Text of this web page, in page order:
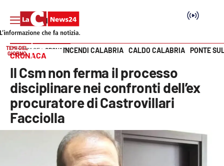
SEZIONI
Cronaca
Politica
Vai
TEMI DEL
GIORNO
INCENDI CALABRIA CALDO CALABRIA PONTE
HOME PAGE CRONACA
CRONACA
Il Csm non ferma il processo
disciplinare nei confronti dell’ex
procuratore di Castrovillari
Facciolla